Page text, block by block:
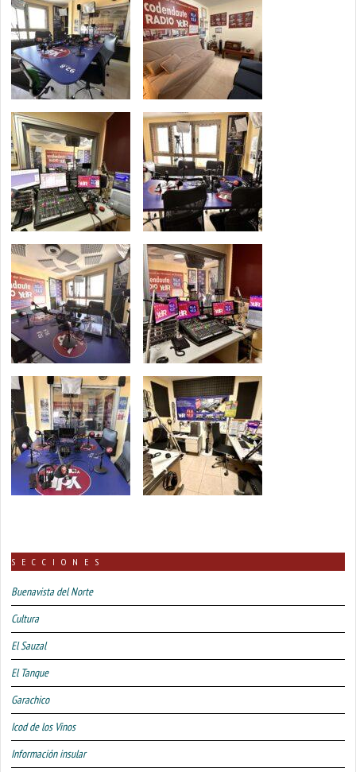
SECCIONES
Buenavista del Norte
Cultura
El Sauzal
El Tanque
Garachico
Icod de los Vinos
Información insular